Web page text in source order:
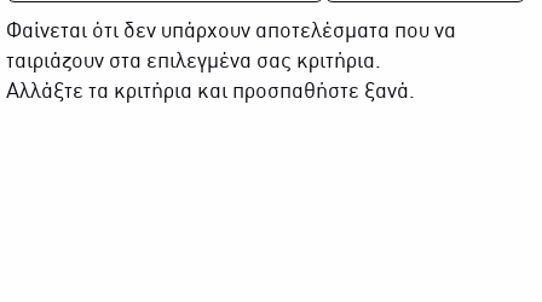
Φαίνεται ότι δεν υπάρχουν αποτελέσματα που να
ταιριάζουν στα επιλεγμένα σας κριτήρια.
Αλλάξτε τα κριτήρια και προσπαθήστε ξανά.